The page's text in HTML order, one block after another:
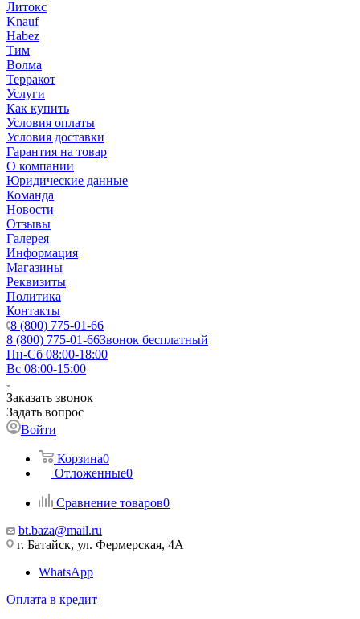
Литокс
Knauf
Habez
Тим
Волма
Терракот
Услуги
Как купить
Условия оплаты
Условия доставки
Гарантия на товар
О компании
Юридические данные
Команда
Новости
Отзывы
Галерея
Информация
Магазины
Реквизиты
Политика
Контакты
8 (800) 775-01-66
8 (800) 775-01-66Звонок бесплатный
Пн-Сб 08:00-18:00
Вс 08:00-15:00
Заказать звонок
Задать вопрос
Войти
Корзина0
Отложенные0
Сравнение товаров0
bt.baza@mail.ru
г. Батайск, ул. Фермерская, 4А
WhatsApp
Оплата в кредит